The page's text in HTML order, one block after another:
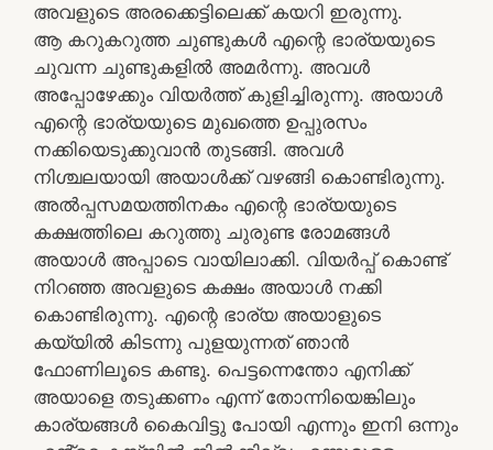
അവളുടെ അരക്കെട്ടിലെക്ക് കയറി ഇരുന്നു.
ആ കറുകറുത്ത ചുണ്ടുകൾ എന്റെ ഭാര്യയുടെ
ചുവന്ന ചുണ്ടുകളിൽ അമർന്നു. അവൾ
അപ്പോഴേക്കും വിയർത്ത് കുളിച്ചിരുന്നു. അയാൾ
എന്റെ ഭാര്യയുടെ മുഖത്തെ ഉപ്പുരസം
നക്കിയെടുക്കുവാൻ തുടങ്ങി. അവൾ
നിശ്ചലയായി അയാൾക്ക്‌ വഴങ്ങി കൊണ്ടിരുന്നു.
അൽപ്പസമയത്തിനകം എന്റെ ഭാര്യയുടെ
കക്ഷത്തിലെ കറുത്തു ചുരുണ്ട രോമങ്ങൾ
അയാൾ അപ്പാടെ വായിലാക്കി. വിയർപ്പ് കൊണ്ട്
നിറഞ്ഞ അവളുടെ കക്ഷം അയാൾ നക്കി
കൊണ്ടിരുന്നു. എന്റെ ഭാര്യ അയാളുടെ
കയ്യിൽ കിടന്നു പുളയുന്നത് ഞാൻ
ഫോണിലൂടെ കണ്ടു. പെട്ടന്നെന്തോ എനിക്ക്
അയാളെ തടുക്കണം എന്ന് തോന്നിയെങ്കിലും
കാര്യങ്ങൾ കൈവിട്ടു പോയി എന്നും ഇനി ഒന്നും